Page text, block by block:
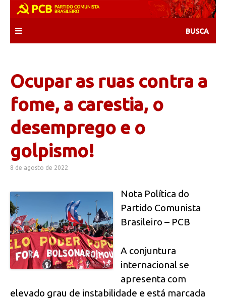
content
Ocupar as ruas contra a
fome, a carestia, o
desemprego e o
golpismo!
8 de agosto de 2022
Nota Política do
Partido Comunista
Brasileiro – PCB
A conjuntura
internacional se
apresenta com
elevado grau de instabilidade e está marcada